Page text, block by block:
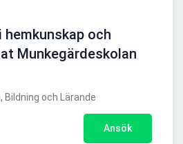
hemkunskap och
Munkegärdeskolan
Bildning och Lärande
Ansök